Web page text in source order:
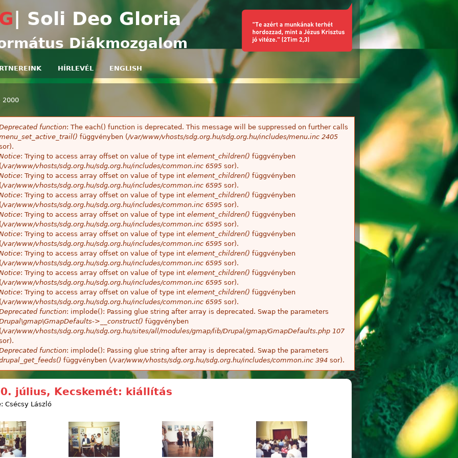
| Soli Deo Gloria
Diákmozgalom
HÍRLEVÉL ENGLISH
hely
2000
function: The each() function is deprecated. This message will be suppressed on further calls
függvényben (/var/www/vhosts/sdg.org.hu/sdg.org.hu/includes/menu.inc 2405
: Trying to access array offset on value of type int element_children() függvényben
(/var/www/vhosts/sdg.org.hu/sdg.org.hu/includes/common.inc 6595 sor).
: Trying to access array offset on value of type int element_children() függvényben
(/var/www/vhosts/sdg.org.hu/sdg.org.hu/includes/common.inc 6595 sor).
: Trying to access array offset on value of type int element_children() függvényben
(/var/www/vhosts/sdg.org.hu/sdg.org.hu/includes/common.inc 6595 sor).
: Trying to access array offset on value of type int element_children() függvényben
(/var/www/vhosts/sdg.org.hu/sdg.org.hu/includes/common.inc 6595 sor).
: Trying to access array offset on value of type int element_children() függvényben
(/var/www/vhosts/sdg.org.hu/sdg.org.hu/includes/common.inc 6595 sor).
: Trying to access array offset on value of type int element_children() függvényben
(/var/www/vhosts/sdg.org.hu/sdg.org.hu/includes/common.inc 6595 sor).
: Trying to access array offset on value of type int element_children() függvényben
(/var/www/vhosts/sdg.org.hu/sdg.org.hu/includes/common.inc 6595 sor).
: Trying to access array offset on value of type int element_children() függvényben
(/var/www/vhosts/sdg.org.hu/sdg.org.hu/includes/common.inc 6595 sor).
function: implode(): Passing glue string after array is deprecated. Swap the parameters
>__construct() függvényben
(/var/www/vhosts/sdg.org.hu/sdg.org.hu/sites/all/modules/gmap/lib/Drupal/gmap/GmapDefaults.php 107
function: implode(): Passing glue string after array is deprecated. Swap the parameters
függvényben (/var/www/vhosts/sdg.org.hu/sdg.org.hu/includes/common.inc 394 sor).
július, Kecskemét: kiállítás
Csécsy László